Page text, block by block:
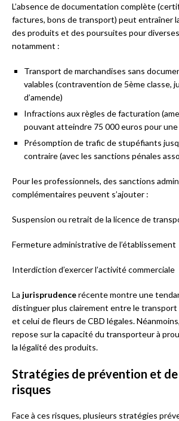
L’absence de documentation complète
factures, bons de transport) peut entraîner
des produits et des poursuites pour
notamment :
Transport de marchandises sans
valables (contravention de 5ème classe,
d’amende)
Infractions aux règles de facturation
pouvant atteindre 75 000 euros pour
Présomption de trafic de stupéfiants
contraire (avec les sanctions pénales
Pour les professionnels, des sanctions
complémentaires peuvent s’ajouter :
Suspension ou retrait de la licence de
Fermeture administrative de l’établissement
Interdiction d’exercer l’activité commerciale
La jurisprudencerécente montre une
distinguer plus clairement entre le transport
et celui de fleurs de CBD légales.
repose sur la capacité du transporteur à
la légalité des produits.
Stratégies de prévention et
risques
Face à ces risques, plusieurs stratégies